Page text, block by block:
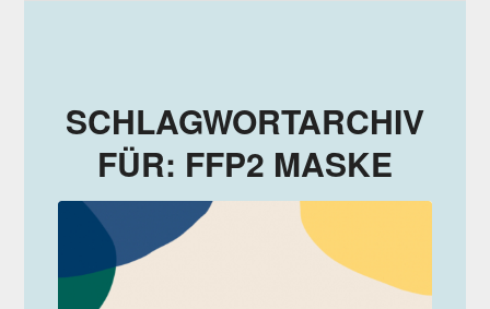
SCHLAGWORTARCHIV
FÜR: FFP2 MASKE